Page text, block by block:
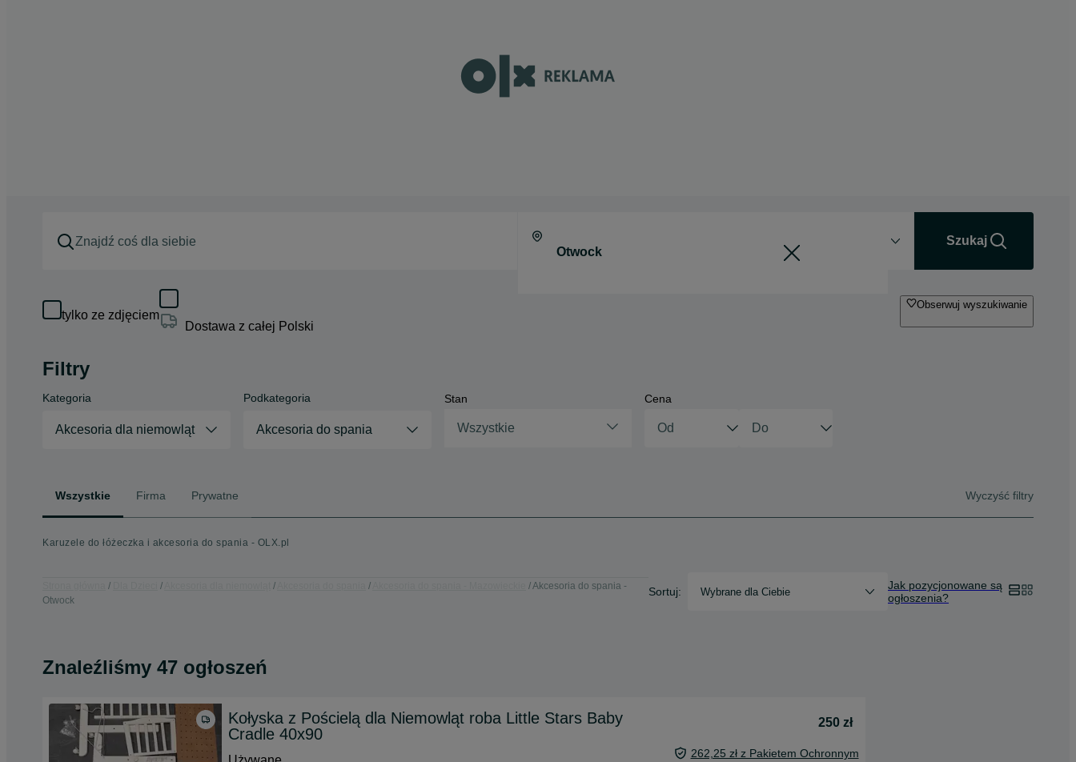
Szukaj
tylko ze zdjęciem
Dostawa z całej Polski
Obserwuj wyszukiwanie
Filtry
Kategoria
Akcesoria dla niemowląt
Podkategoria
Akcesoria do spania
Stan
Wszystkie
Cena
Wszystkie Firma Prywatne Wyczyść filtry
Karuzele do łóżeczka i akcesoria do spania - OLX.pl
Akcesoria do spania -
Otwock
Sortuj: Wybrane dla Ciebie
Jak pozycjonowane są
ogłoszenia?
Znaleźliśmy 47 ogłoszeń
Kołyska z Pościelą dla Niemowląt roba Little Stars Baby
Cradle 40x90
250 zł
262,25 zł z Pakietem Ochronnym